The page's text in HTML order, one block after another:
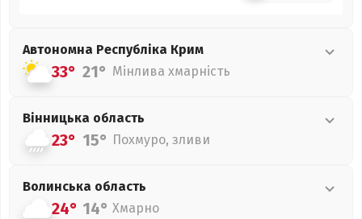
Автономна Республіка Крим
33° 21° Мінлива хмарність
Вінницька область
23° 15° Похмуро, зливи
Волинська область
24° 14° Хмарно